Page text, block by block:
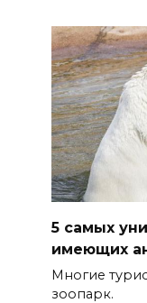
5 самых
имеющих
Многие
зоопарк.